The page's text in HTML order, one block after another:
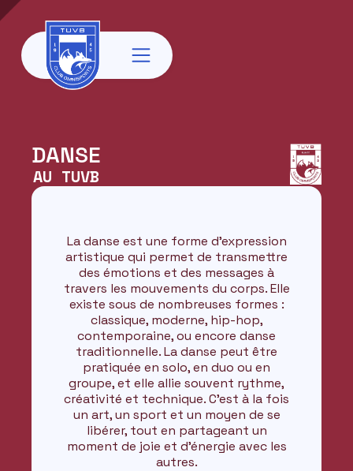
DANSE
AU TUVB
La danse est une forme d'expression
artistique qui permet de transmettre
des émotions et des messages à
travers les mouvements du corps. Elle
existe sous de nombreuses formes :
classique, moderne, hip-hop,
contemporaine, ou encore danse
traditionnelle. La danse peut être
pratiquée en solo, en duo ou en
groupe, et elle allie souvent rythme,
créativité et technique. C'est à la fois
un art, un sport et un moyen de se
libérer, tout en partageant un
moment de joie et d'énergie avec les
autres.